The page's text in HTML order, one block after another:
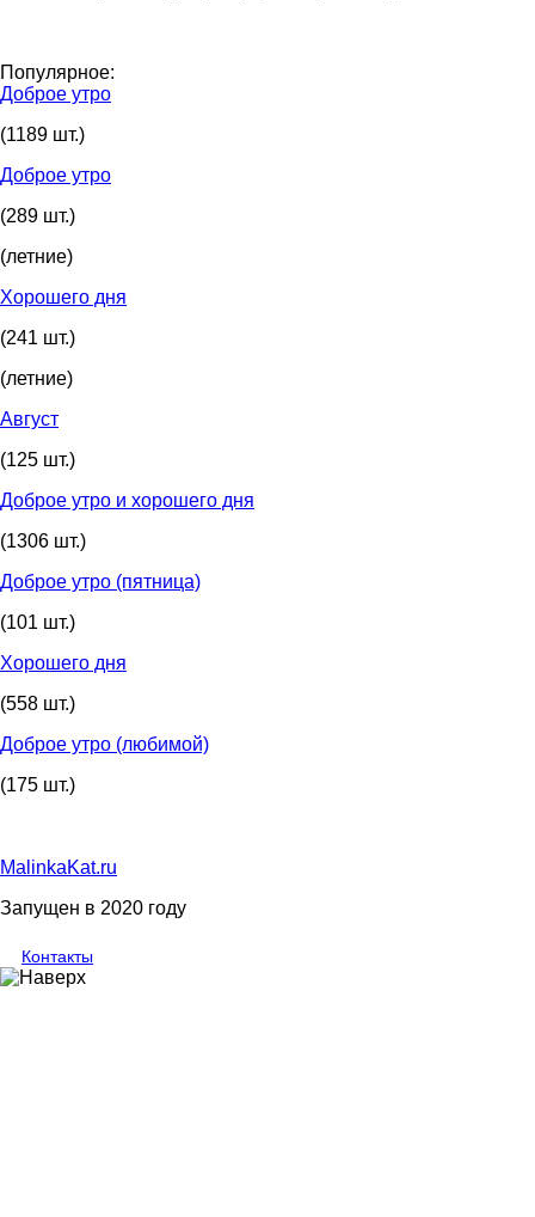
Популярное:
Доброе утро
(1189 шт.)
Доброе утро
(289 шт.)
(летние)
Хорошего дня
(241 шт.)
(летние)
Август
(125 шт.)
Доброе утро и хорошего дня
(1306 шт.)
Доброе утро (пятница)
(101 шт.)
Хорошего дня
(558 шт.)
Доброе утро (любимой)
(175 шт.)
MalinkaKat.ru
Запущен в 2020 году
Контакты